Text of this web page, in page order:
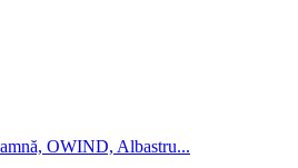
OWIND, Albastru...